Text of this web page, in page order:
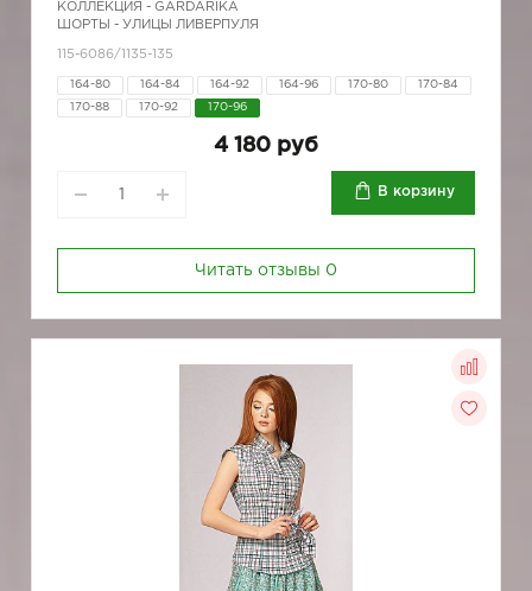
КОЛЛЕКЦИЯ - GARDARIKA
ШОРТЫ - УЛИЦЫ ЛИВЕРПУЛЯ
115-6086/1135-135
164-80 164-84 164-92 164-96 170-80 170-84
170-88 170-92 170-96
4 180 руб
В корзину
Читать отзывы 0